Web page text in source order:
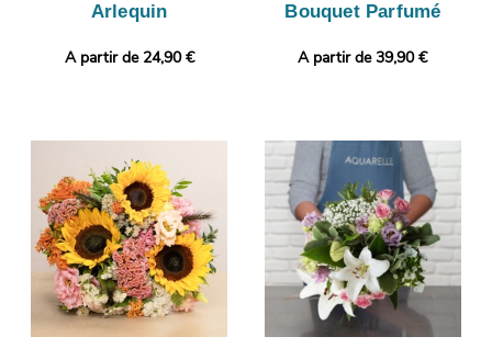
Arlequin
A partir de 24,90 €
Bouquet Parfumé
A partir de 39,90 €